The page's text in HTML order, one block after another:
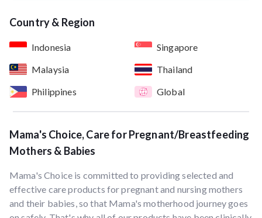
Country & Region
Indonesia
Singapore
Malaysia
Thailand
Philippines
Global
Mama's Choice, Care for Pregnant/Breastfeeding
Mothers & Babies
Mama's Choice is committed to providing selected and
effective care products for pregnant and nursing mothers
and their babies, so that Mama's motherhood journey goes